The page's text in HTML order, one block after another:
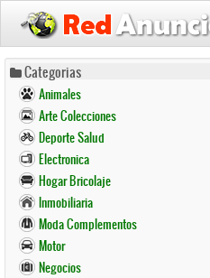
Pasar
contenido
principal
Categorias
Animales
Arte Colecciones
Deporte Salud
Electronica
Hogar Bricolaje
Inmobiliaria
Moda Complementos
Motor
Negocios